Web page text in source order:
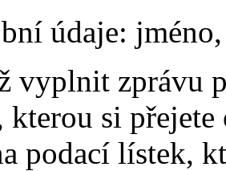
údaje:
vyplnit zprávu
si přejete
podací lístek,